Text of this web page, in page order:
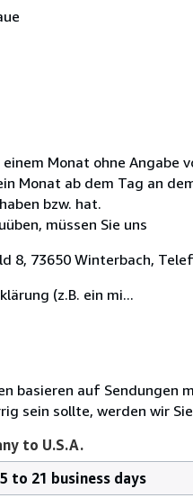
einem Monat ohne
Monat ab dem Tag an
bzw. hat.
müssen Sie uns
8, 73650 Winterbach,
(z.B. ein mi...
basieren auf Sendungen
sein sollte, werden wir
to U.S.A.
5 to 21 business days